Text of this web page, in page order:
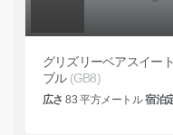
グリズリーベアスイー
ブル (GB8)
広さ 83 平方メートル宿泊